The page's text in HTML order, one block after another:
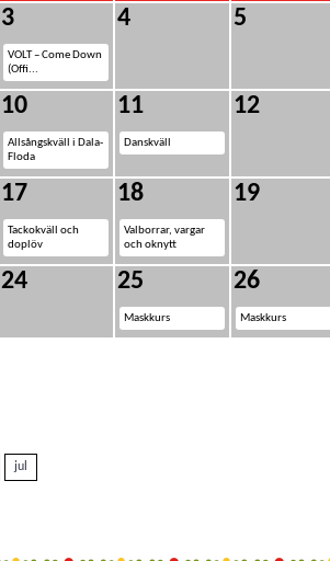
3
VOLT – Come Down
(Offi...
4 5
10
Allsångskväll i Dala-
Floda
11
Danskväll
12
17
Tackokväll och
doplöv
18
Valborrar, vargar
och oknytt
19
24 25
Maskkurs
26
Maskkurs
jul